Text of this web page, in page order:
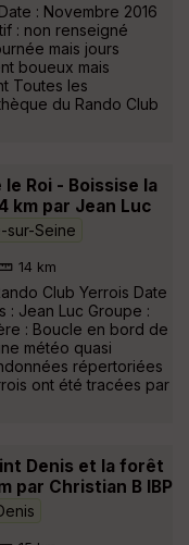
: Novembre 2016
: non renseigné
mais jours
boueux mais
Toutes les
du Rando Club
le Roi - Boissise la
km par Jean Luc
sur-Seine
14 km
Club Yerrois Date
: Jean Luc Groupe :
: Boucle en bord de
météo quasi
répertoriées
ont été tracées par
Denis et la forêt
par Christian B IBP